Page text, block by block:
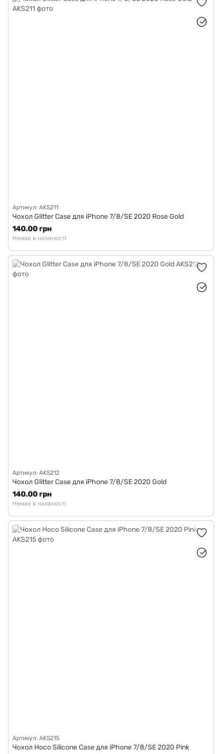
Артикул: AKS211
Чохол Glitter Case для iPhone 7/8/SE 2020 Rose Gold
140.00 грн
Немає в наявності
Артикул: AKS212
Чохол Glitter Case для iPhone 7/8/SE 2020 Gold
140.00 грн
Немає в наявності
Артикул: AKS215
Чохол Hoco Silicone Case для iPhone 7/8/SE 2020 Pink